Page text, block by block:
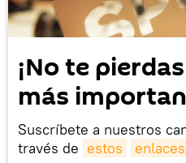
¡No te
más
Suscríbete a nuestros
través de estos enlaces